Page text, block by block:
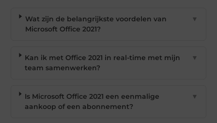
Wat zijn de belangrijkste voordelen van
Microsoft Office 2021?
▼
Kan ik met Office 2021 in real-time met mijn
team samenwerken?
▼
Is Microsoft Office 2021 een eenmalige
aankoop of een abonnement?
▼